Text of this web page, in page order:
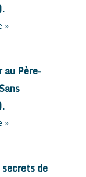
»
au Père-
»
de